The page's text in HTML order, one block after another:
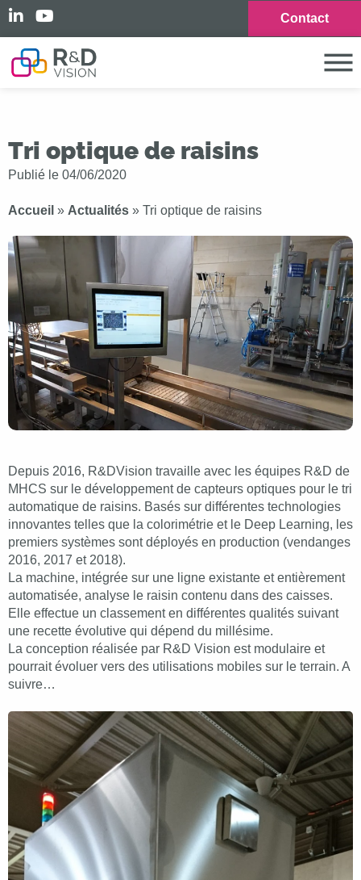
Contact
Tri optique de raisins
Publié le 04/06/2020
Accueil » Actualités » Tri optique de raisins
Depuis 2016, R&DVision travaille avec les équipes R&D de
MHCS sur le développement de capteurs optiques pour le tri
automatique de raisins. Basés sur différentes technologies
innovantes telles que la colorimétrie et le Deep Learning, les
premiers systèmes sont déployés en production (vendanges
2016, 2017 et 2018).
La machine, intégrée sur une ligne existante et entièrement
automatisée, analyse le raisin contenu dans des caisses.
Elle effectue un classement en différentes qualités suivant
une recette évolutive qui dépend du millésime.
La conception réalisée par R&D Vision est modulaire et
pourrait évoluer vers des utilisations mobiles sur le terrain. A
suivre…